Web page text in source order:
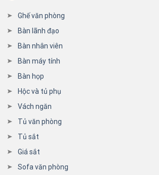
Ghế văn phòng
Bàn lãnh đạo
Bàn nhân viên
Bàn máy tính
Bàn họp
Hộc và tủ phụ
Vách ngăn
Tủ văn phòng
Tủ sắt
Giá sắt
Sofa văn phòng